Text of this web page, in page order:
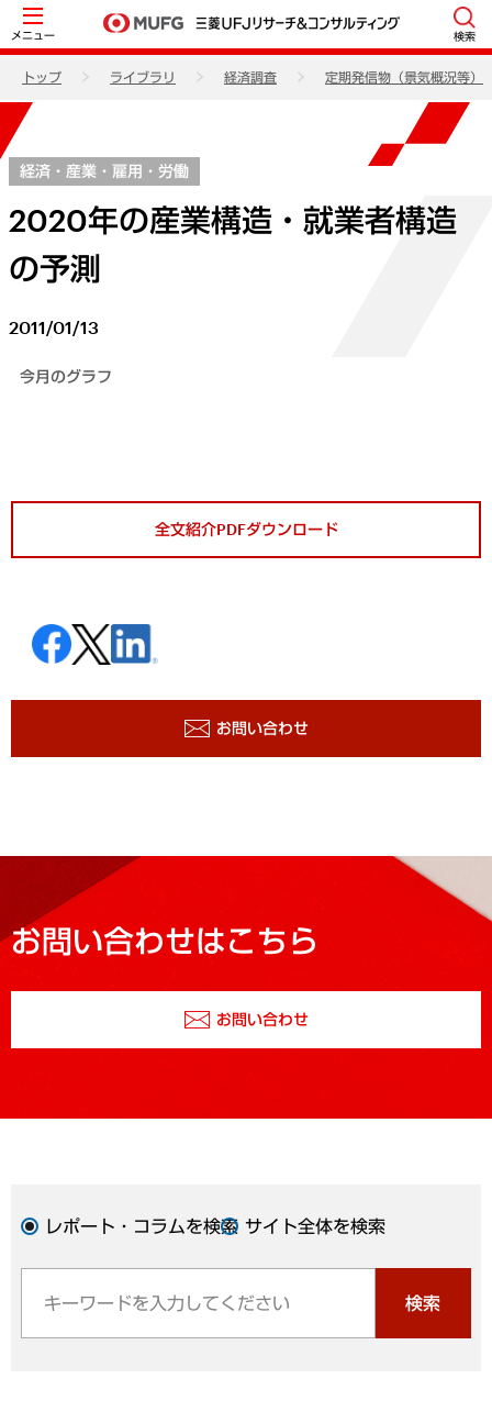
メニュー 検索
トップ ライブラリ 経済調査 定期発信物（景気概況等）
経済・産業・雇用・労働
2020年の産業構造・就業者構造
の予測
2011/01/13
今月のグラフ
全文紹介PDFダウンロード
お問い合わせ
お問い合わせはこちら
お問い合わせ
レポート・コラムを検索 サイト全体を検索
検索